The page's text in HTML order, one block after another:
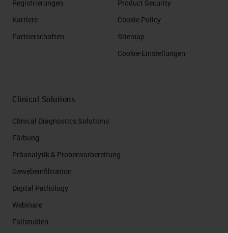
Registrierungen
Karriere
Partnerschaften
Product Security
Cookie Policy
Sitemap
Cookie-Einstellungen
Clinical Solutions
Clinical Diagnostics Solutions
Färbung
Präanalytik & Probenvorbereitung
Gewebeinfiltration
Digital Pathology
Webinare
Fallstudien